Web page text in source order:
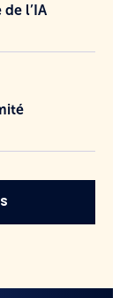
l’IA